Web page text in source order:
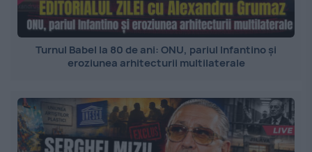
Turnul Babel la 80 de ani: ONU, pariul Infantino și
eroziunea arhitecturii multilaterale